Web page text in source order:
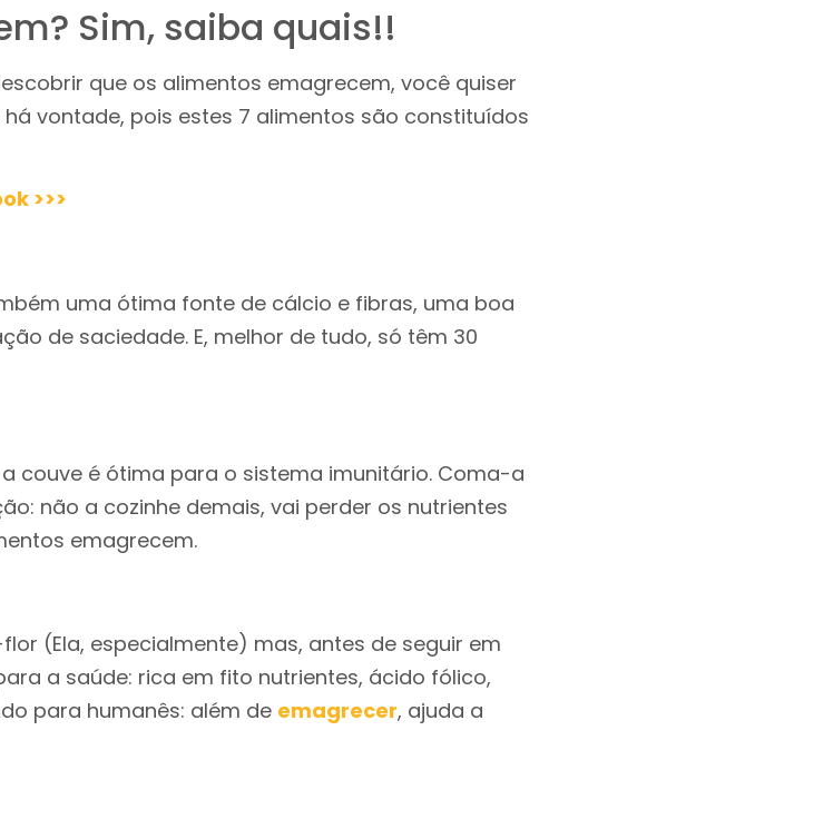
Sim, saiba quais!!
que os alimentos emagrecem, você quiser
vontade, pois estes 7 alimentos são constituídos
>>>
uma ótima fonte de cálcio e fibras, uma boa
de saciedade. E, melhor de tudo, só têm 30
couve é ótima para o sistema imunitário. Coma-a
não a cozinhe demais, vai perder os nutrientes
emagrecem.
(Ela, especialmente) mas, antes de seguir em
a saúde: rica em fito nutrientes, ácido fólico,
para humanês: além de emagrecer, ajuda a